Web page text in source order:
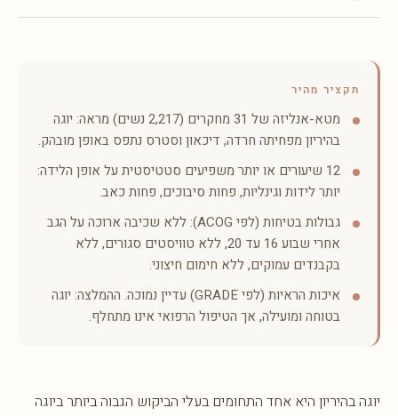
תקציר מהיר
מטא-אנליזה של 31 מחקרים (2,217 נשים) מראה: יוגה
בהיריון מפחיתה חרדה, דיכאון וסטרס נתפס באופן מובהק.
12 שיעורים או יותר משפיעים סטטיסטית על אופן הלידה:
יותר לידות וגינליות, פחות סיבוכים, פחות כאב.
גבולות בטיחות (לפי ACOG): ללא שכיבה ארוכה על הגב
אחרי שבוע 16 עד 20, ללא טוויסטים סגורים, ללא
בקבנדים עמוקים, ללא חימום חיצוני.
איכות הראיות (לפי GRADE) עדיין נמוכה. ההמלצה: יוגה
בטוחה ומועילה, אך הטיפול הרפואי אינו מתחלף.
יוגה בהיריון היא אחד התחומים בעלי הביקוש הגבוה ביותר ביוגה